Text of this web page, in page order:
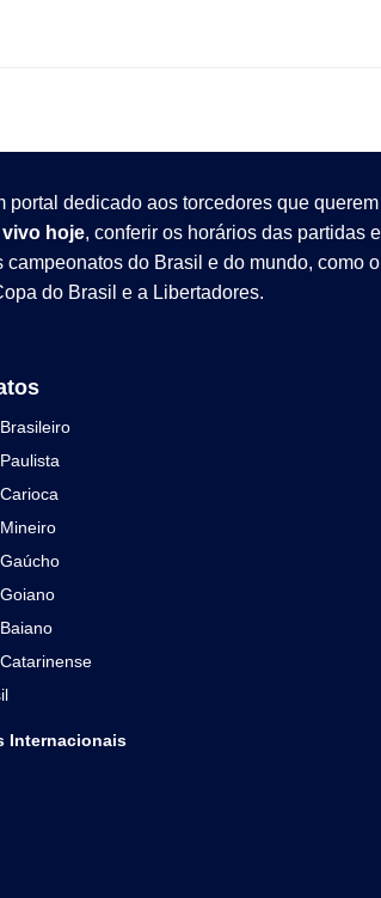
portal dedicado aos torcedores que
hoje, conferir os horários das partidas e
do Brasil e do mundo, como o
do Brasil e a Libertadores.
Internacionais